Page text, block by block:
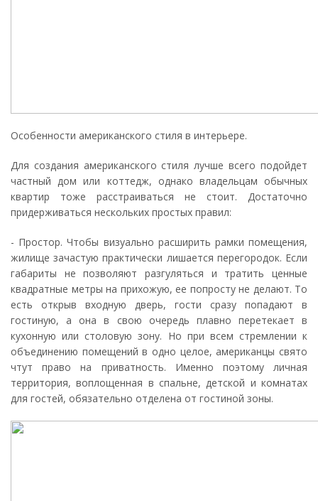
Особенности американского стиля в интерьере.
Для создания американского стиля лучше всего подойдет
частный дом или коттедж, однако владельцам обычных
квартир тоже расстраиваться не стоит. Достаточно
придерживаться нескольких простых правил:
- Простор. Чтобы визуально расширить рамки помещения,
жилище зачастую практически лишается перегородок. Если
габариты не позволяют разгуляться и тратить ценные
квадратные метры на прихожую, ее попросту не делают. То
есть открыв входную дверь, гости сразу попадают в
гостиную, а она в свою очередь плавно перетекает в
кухонную или столовую зону. Но при всем стремлении к
объединению помещений в одно целое, американцы свято
чтут право на приватность. Именно поэтому личная
территория, воплощенная в спальне, детской и комнатах
для гостей, обязательно отделена от гостиной зоны.